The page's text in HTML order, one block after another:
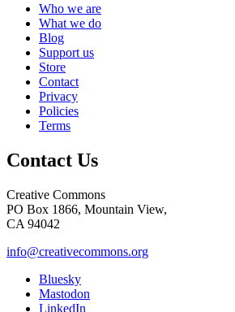
Who we are
What we do
Blog
Support us
Store
Contact
Privacy
Policies
Terms
Contact Us
Creative Commons
PO Box 1866, Mountain View,
CA 94042
info@creativecommons.org
Bluesky
Mastodon
LinkedIn